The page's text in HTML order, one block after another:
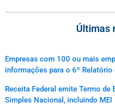
Últimas
Empresas com 100 ou mais
informações para o 6º Relatório
Receita Federal emite Termo de
Simples Nacional, incluindo MEI